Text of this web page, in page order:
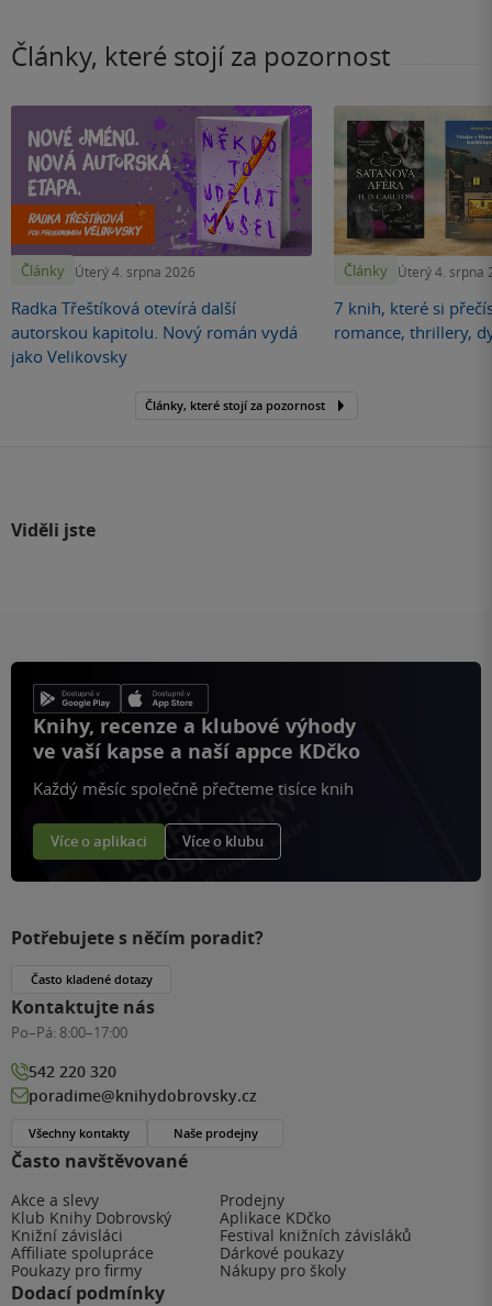
Články, které stojí za pozornost
Články Úterý 4. srpna 2026
Radka Třeštíková otevírá další
autorskou kapitolu. Nový román vydá
jako Velikovsky
Články Úterý 4. srpna
7 knih, které si
romance, thrillery,
Články, které stojí za pozornost
Viděli jste
Knihy, recenze a klubové výhody
ve vaší kapse a naší appce KDčko
Každý měsíc společně přečteme tisíce knih
Více o aplikaci Více o klubu
Často navštěvované
Akce a slevy
Prodejny
Klub Knihy Dobrovský
Aplikace KDčko
Knižní závisláci
Festival knižních závisláků
Affiliate spolupráce
Dárkové poukazy
Poukazy pro firmy
Nákupy pro školy
Dodací podmínky
Potřebujete s něčím poradit?
Často kladené dotazy
Kontaktujte nás
Po–Pá: 8:00–17:00
542 220 320
poradime@knihydobrovsky.cz
Všechny kontakty Naše prodejny